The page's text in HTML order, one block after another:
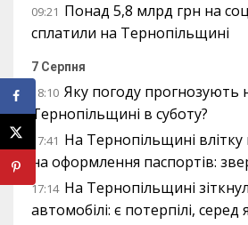
09:21 Понад 5,8 млрд грн на
сплатили на Тернопільщині
7 Серпня
18:10 Яку погоду прогнозують
Тернопільщині в суботу?
17:41 На Тернопільщині
на оформлення паспортів:
17:14 На Тернопільщині
автомобілі: є потерпілі,